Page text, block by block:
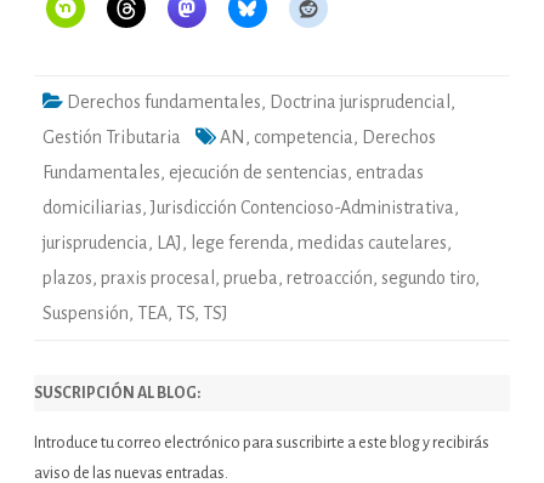
Derechos fundamentales, Doctrina jurisprudencial ,
Gestión Tributaria
AN , competencia , Derechos
Fundamentales, ejecución de sentencias, entradas
domiciliarias,Jurisdicción Contencioso-Administrativa ,
jurisprudencia , LAJ , lege ferenda , medidas cautelares,
plazos, praxis procesal , prueba , retroacción, segundo tiro,
Suspensión, TEA, TS, TSJ
SUSCRIPCIÓN AL BLOG:
Introduce tu correo electrónico para suscribirte a este blog y recibirás
aviso de las nuevas entradas.